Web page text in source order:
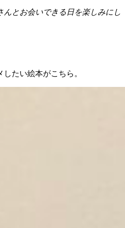
んとお会いできる日を楽しみにし
たい絵本がこちら。